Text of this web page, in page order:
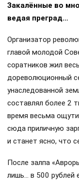
Закалённые во
ведая преград…
Организатор
главой молодой
соратников жил
дореволюционный
унаследованной
составлял более 2
время весьма
сюда приличную
и станет ясно, что
После залпа
лишь… в 500 рублей